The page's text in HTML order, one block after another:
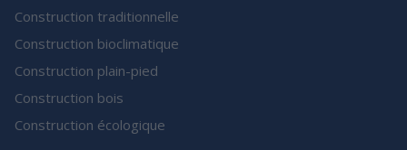
Construction traditionnelle
Construction bioclimatique
Construction plain-pied
Construction bois
Construction écologique